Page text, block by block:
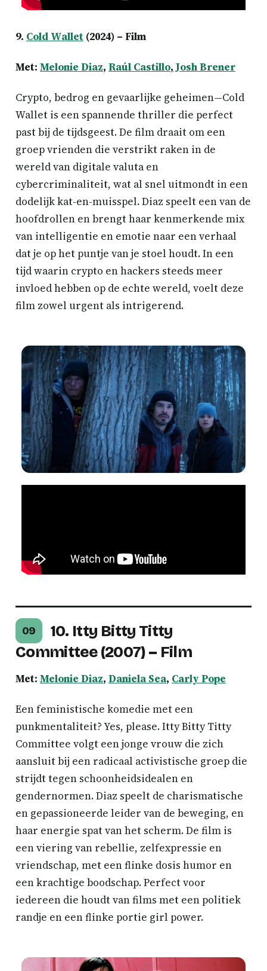
9. Cold Wallet (2024) – Film
Met: Melonie Diaz, Raúl Castillo,Josh Brener
Crypto, bedrog en gevaarlijke geheimen—Cold
Wallet is een spannende thriller die perfect
past bij de tijdsgeest. De film draait om een
groep vrienden die verstrikt raken in de
wereld van digitale valuta en
cybercriminaliteit, wat al snel uitmondt in een
dodelijk kat-en-muisspel. Diaz speelt een van de
hoofdrollen en brengt haar kenmerkende mix
van intelligentie en emotie naar een verhaal
dat je op het puntje van je stoel houdt. In een
tijd waarin crypto en hackers steeds meer
invloed hebben op de echte wereld, voelt deze
film zowel urgent als intrigerend.
09
10. Itty Bitty Titty
Committee (2007) – Film
Met: Melonie Diaz, Daniela Sea, Carly Pope
Een feministische komedie met een
punkmentaliteit? Yes, please. Itty Bitty Titty
Committee volgt een jonge vrouw die zich
aansluit bij een radicaal activistische groep die
strijdt tegen schoonheidsidealen en
gendernormen. Diaz speelt de charismatische
en gepassioneerde leider van de beweging, en
haar energie spat van het scherm. De film is
een viering van rebellie, zelfexpressie en
vriendschap, met een flinke dosis humor en
een krachtige boodschap. Perfect voor
iedereen die houdt van films met een politiek
randje en een flinke portie girl power.